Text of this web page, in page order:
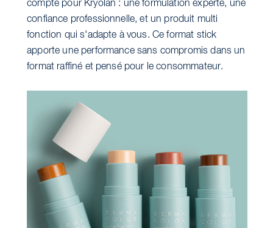
compte pour Kryolan : une formulation experte, une
confiance professionnelle, et un produit multi
fonction qui s'adapte à vous. Ce format stick
apporte une performance sans compromis dans un
format raffiné et pensé pour le consommateur.